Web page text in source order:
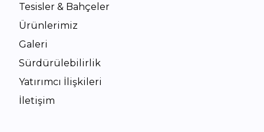
Tesisler & Bahçeler
Ürünlerimiz
Galeri
Sürdürülebilirlik
Yatırımcı İlişkileri
İletişim